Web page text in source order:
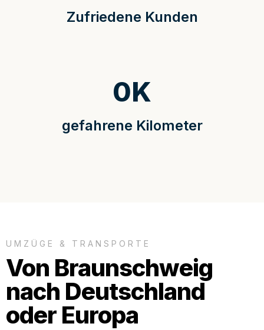
Zufriedene Kunden
gefahrene Kilometer
0K
UMZÜGE & TRANSPORTE
Von Braunschweig
nach Deutschland
oder Europa